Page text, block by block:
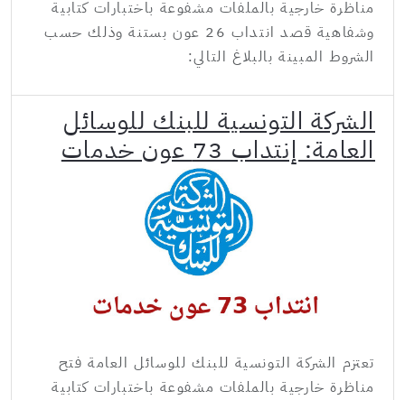
مناظرة خارجية بالملفات مشفوعة باختبارات كتابية
وشفاهية قصد انتداب 26 عون بستنة وذلك حسب
الشروط المبينة بالبلاغ التالي:
الشركة التونسية للبنك للوسائل
العامة: إنتداب 73 عون خدمات
تعتزم الشركة التونسية للبنك للوسائل العامة فتح
مناظرة خارجية بالملفات مشفوعة باختبارات كتابية